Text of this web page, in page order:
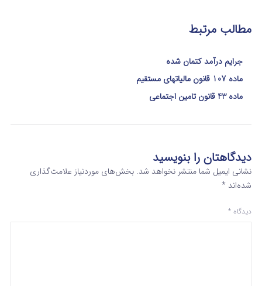
مطالب مرتبط
جرایم درآمد کتمان شده
ماده 107 قانون مالیاتهای مستقیم
ماده 43 قانون تامین اجتماعی
دیدگاهتان را بنویسید
نشانی ایمیل شما منتشر نخواهد شد. بخش‌های موردنیاز علامت‌گذاری
شده‌اند *
دیدگاه *